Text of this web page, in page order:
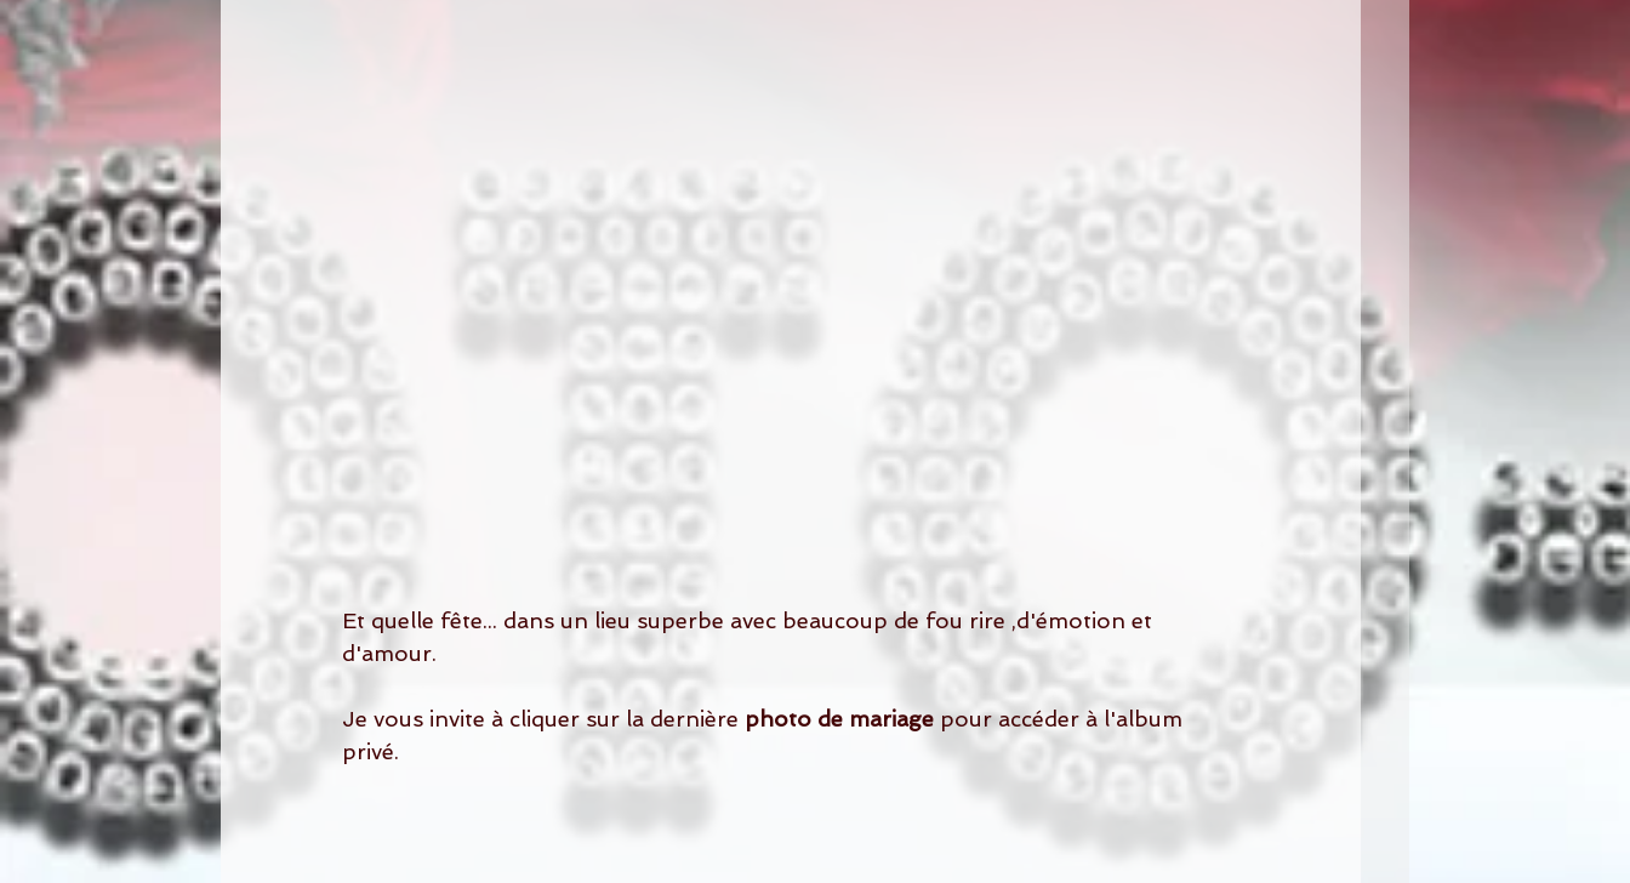
Et quelle fête... dans un lieu superbe avec beaucoup de fou rire ,d'émotion et
d'amour.
Je vous invite à cliquer sur la dernière photo de mariage pour accéder à l'album
privé.